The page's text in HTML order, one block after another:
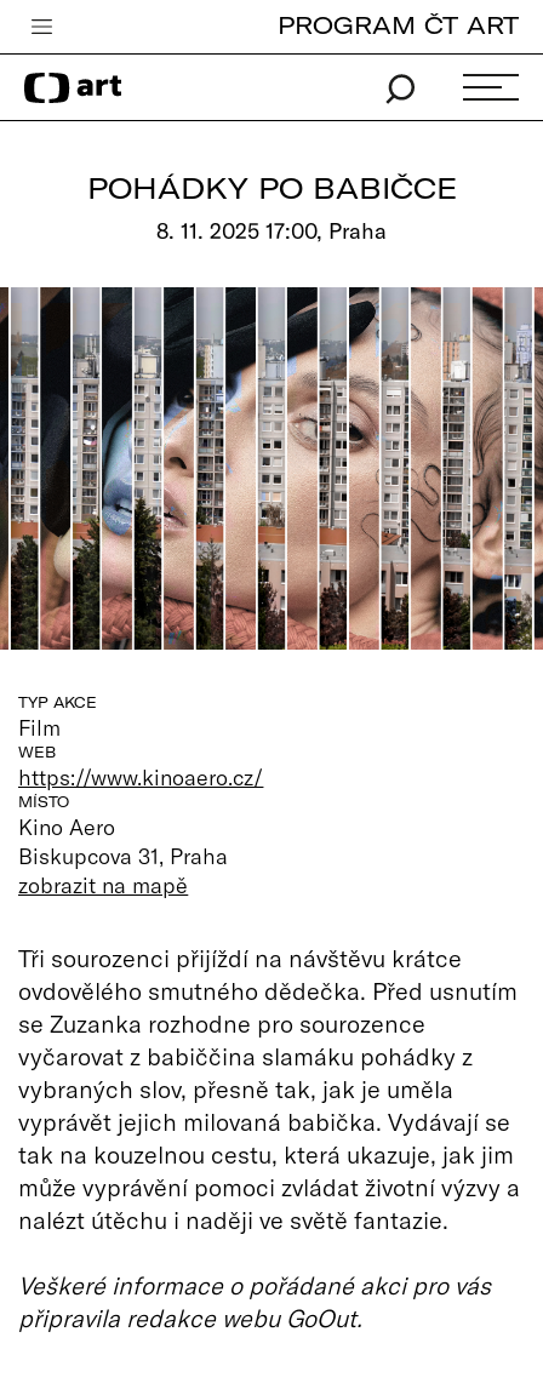
Česká televize
Zpravodajství
Pro děti
edu
Vše o ČT
PROGRAM ČT ART
POHÁDKY PO BABIČCE
8. 11. 2025 17:00, Praha
TYP AKCE
Film
WEB
https://www.kinoaero.cz/
MÍSTO
Kino Aero
Biskupcova 31, Praha
zobrazit na mapě
Tři sourozenci přijíždí na návštěvu krátce
ovdovělého smutného dědečka. Před usnutím
se Zuzanka rozhodne pro sourozence
vyčarovat z babiččina slamáku pohádky z
vybraných slov, přesně tak, jak je uměla
vyprávět jejich milovaná babička. Vydávají se
tak na kouzelnou cestu, která ukazuje, jak jim
může vyprávění pomoci zvládat životní výzvy a
nalézt útěchu i naději ve světě fantazie.
Veškeré informace o pořádané akci pro vás
připravila redakce webu GoOut.